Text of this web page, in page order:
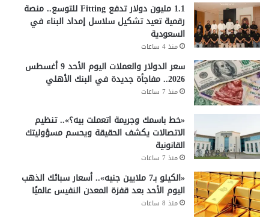
1.1 مليون دولار تدفع Fitting للتوسع.. منصة
رقمية تعيد تشكيل سلاسل إمداد البناء في
السعودية
منذ 4 ساعات
سعر الدولار والعملات اليوم الأحد 9 أغسطس
2026.. مفاجأة جديدة في البنك الأهلي
منذ 7 ساعات
«خط باسمك وجريمة اتعملت بيه؟».. تنظيم
الاتصالات يكشف الحقيقة ويحسم مسؤوليتك
القانونية
منذ 7 ساعات
«الكيلو بـ7 ملايين جنيه».. أسعار سبائك الذهب
اليوم الأحد بعد قفزة المعدن النفيس عالميًا
منذ 8 ساعات